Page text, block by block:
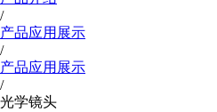
/
产品应用展示
/
产品应用展示
/
光学镜头